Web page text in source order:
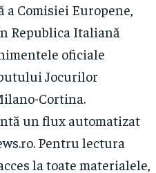
Comisiei Europene,
Republica Italiană
oficiale
Jocurilor
Cortina.
un flux automatizat
Pentru lectura
la toate materialele,